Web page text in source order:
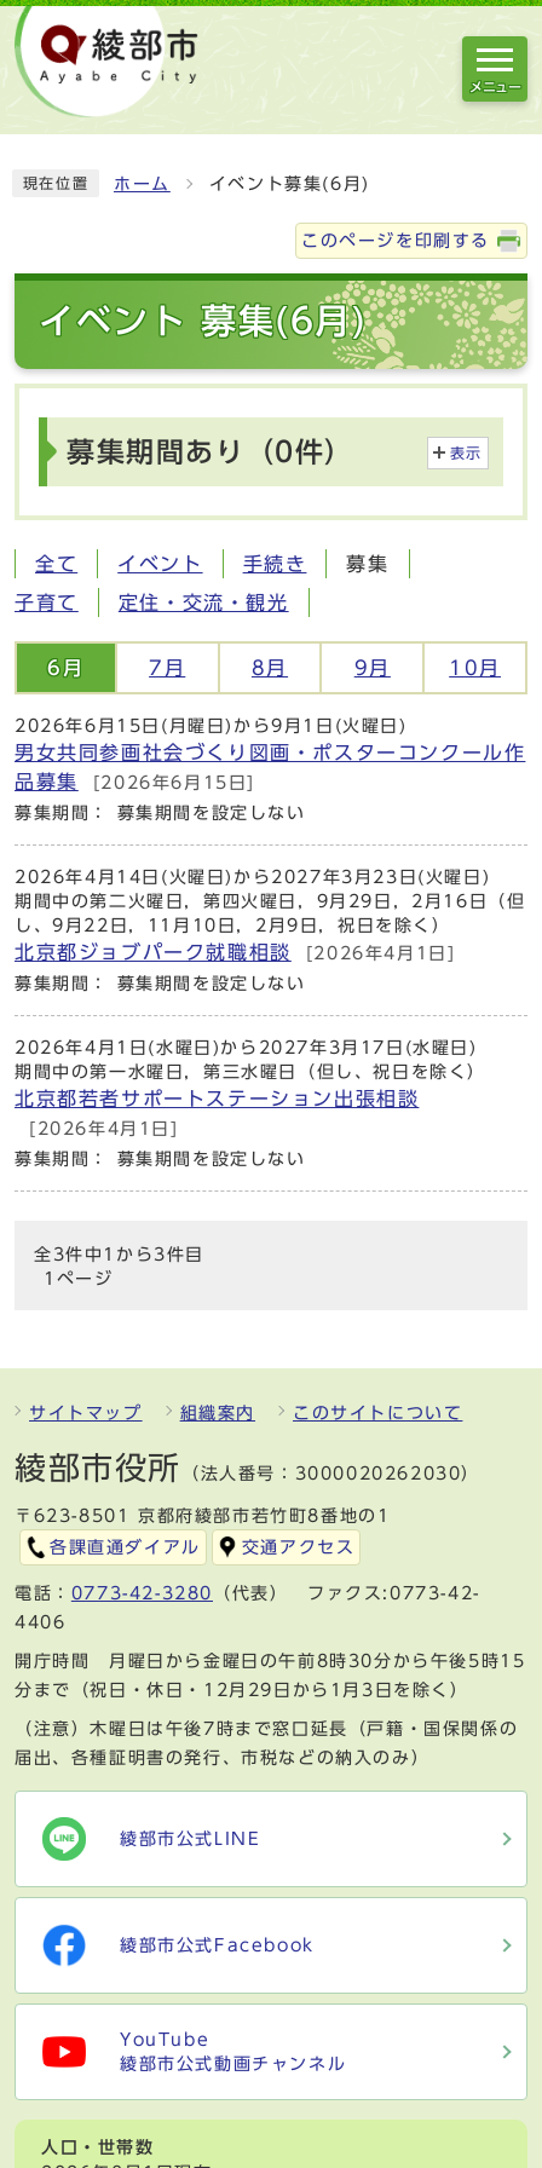
メニュー
現在位置 ホーム イベント募集(6月)
このページを印刷する
イベント 募集(6月)
募集期間あり（0件） 表示
全て イベント 手続き
募集
子育て
定住・交流・観光
6月 7月 8月 9月 10月
2026年6月15日(月曜日)から9月1日(火曜日)
男女共同参画社会づくり図画・ポスターコンクール作
品募集
[2026年6月15日]
募集期間： 募集期間を設定しない
2026年4月14日(火曜日)から2027年3月23日(火曜日)
期間中の第二火曜日，第四火曜日，9月29日，2月16日（但
し、9月22日，11月10日，2月9日，祝日を除く）
北京都ジョブパーク就職相談 [2026年4月1日]
募集期間： 募集期間を設定しない
2026年4月1日(水曜日)から2027年3月17日(水曜日)
期間中の第一水曜日，第三水曜日（但し、祝日を除く）
北京都若者サポートステーション出張相談
[2026年4月1日]
募集期間： 募集期間を設定しない
全3件中1から3件目
1ページ
サイトマップ 組織案内 このサイトについて
綾部市役所 （法人番号：3000020262030）
〒623-8501 京都府綾部市若竹町8番地の1
各課直通ダイアル
交通アクセス
電話： 0773-42-3280
（代表） ファクス:0773-42-
4406
開庁時間 月曜日から金曜日の午前8時30分から午後5時15
分まで（祝日・休日・12月29日から1月3日を除く）
（注意）木曜日は午後7時まで窓口延長（戸籍・国保関係の
届出、各種証明書の発行、市税などの納入のみ）
綾部市公式LINE
綾部市公式Facebook
YouTube
綾部市公式動画チャンネル
人口・世帯数